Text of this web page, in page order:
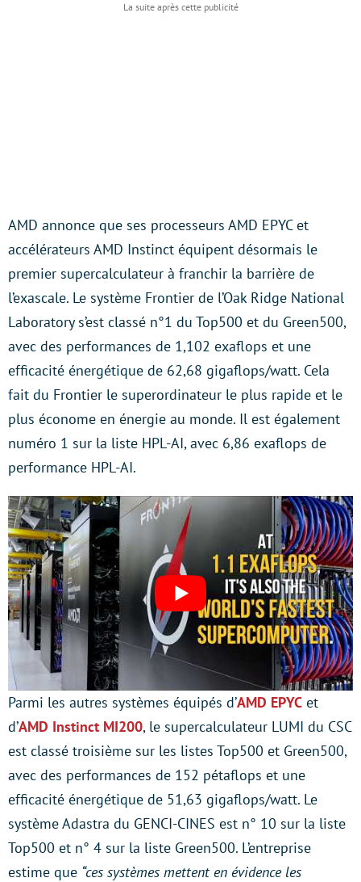
AMD annonce que ses processeurs AMD EPYC et
accélérateurs AMD Instinct équipent désormais le
premier supercalculateur à franchir la barrière de
l’exascale. Le système Frontier de l’Oak Ridge National
Laboratory s’est classé n°1 du Top500 et du Green500,
avec des performances de 1,102 exaflops et une
efficacité énergétique de 62,68 gigaflops/watt. Cela
fait du Frontier le superordinateur le plus rapide et le
plus économe en énergie au monde. Il est également
numéro 1 sur la liste HPL-AI, avec 6,86 exaflops de
performance HPL-AI.
Parmi les autres systèmes équipés d’AMD EPYC et
d’AMD Instinct MI200, le supercalculateur LUMI du CSC
est classé troisième sur les listes Top500 et Green500,
avec des performances de 152 pétaflops et une
efficacité énergétique de 51,63 gigaflops/watt. Le
système Adastra du GENCI-CINES est n° 10 sur la liste
Top500 et n° 4 sur la liste Green500. L’entreprise
estime que “ces systèmes mettent en évidence les